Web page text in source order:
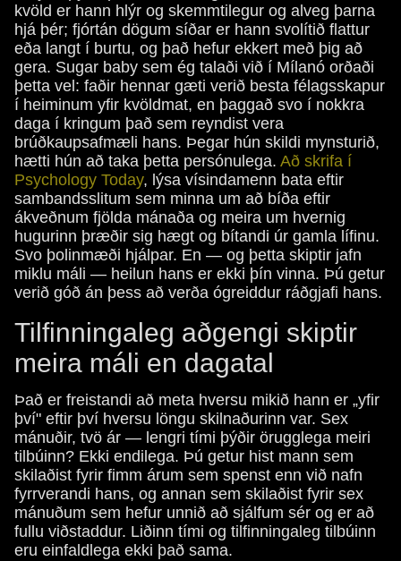
kvöld er hann hlýr og skemmtilegur og alveg þarna
hjá þér; fjórtán dögum síðar er hann svolítið flattur
eða langt í burtu, og það hefur ekkert með þig að
gera. Sugar baby sem ég talaði við í Mílanó orðaði
þetta vel: faðir hennar gæti verið besta félagsskapur
í heiminum yfir kvöldmat, en þaggað svo í nokkra
daga í kringum það sem reyndist vera
brúðkaupsafmæli hans. Þegar hún skildi mynsturið,
hætti hún að taka þetta persónulega. Að skrifa í
Psychology Today, lýsa vísindamenn bata eftir
sambandsslitum sem minna um að bíða eftir
ákveðnum fjölda mánaða og meira um hvernig
hugurinn þræðir sig hægt og bítandi úr gamla lífinu.
Svo þolinmæði hjálpar. En — og þetta skiptir jafn
miklu máli — heilun hans er ekki þín vinna. Þú getur
verið góð án þess að verða ógreiddur ráðgjafi hans.
Tilfinningaleg aðgengi skiptir
meira máli en dagatal
Það er freistandi að meta hversu mikið hann er „yfir
því" eftir því hversu löngu skilnaðurinn var. Sex
mánuðir, tvö ár — lengri tími þýðir örugglega meiri
tilbúinn? Ekki endilega. Þú getur hist mann sem
skilaðist fyrir fimm árum sem spenst enn við nafn
fyrrverandi hans, og annan sem skilaðist fyrir sex
mánuðum sem hefur unnið að sjálfum sér og er að
fullu viðstaddur. Liðinn tími og tilfinningaleg tilbúinn
eru einfaldlega ekki það sama.